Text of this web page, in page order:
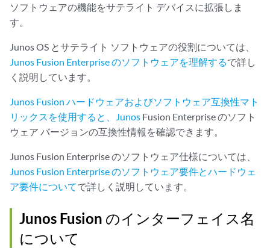
ソフトウェアの機能をサテライト デバイスに拡張しま
す。
Junos OS とサテライト ソフトウェアの役割については、
Junos Fusion Enterprise のソフトウェアを理解するで詳し
く説明しています。
Junos Fusion ハードウェアおよびソフトウェア互換性マト
リックスを使用すると、Junos Fusion Enterprise のソフト
ウェア バージョンの互換性情報を確認できます。
Junos Fusion Enterprise のソフトウェア仕様については、
Junos Fusion Enterprise のソフトウェア要件とハードウェ
ア要件についてで詳しく説明しています。
Junos Fusion のインターフェイス名
について